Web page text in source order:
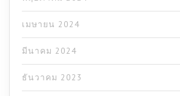
เมษายน 2024
มีนาคม 2024
ธันวาคม 2023